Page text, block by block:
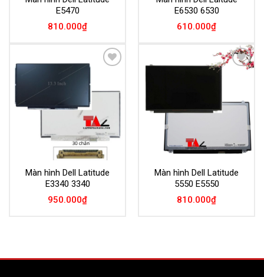
E5470
810.000₫
E6530 6530
610.000₫
Màn hình Dell Latitude
E3340 3340
950.000₫
Màn hình Dell Latitude
5550 E5550
810.000₫